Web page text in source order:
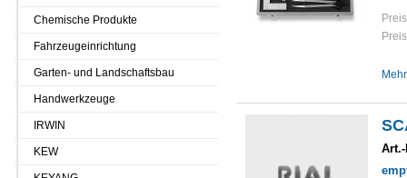
Art.-
Chemische Produkte
Fahrzeugeinrichtung
Garten- und Landschaftsbau
Handwerkzeuge
IRWIN
KEW